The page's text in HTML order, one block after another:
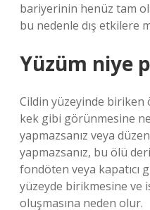
bariyerinin henüz tam
bu nedenle dış etkilere
Yüzüm niye
Cildin yüzeyinde biriken
kek gibi görünmesine
yapmazsanız veya
yapmazsanız, bu ölü
fondöten veya kapatıcı
yüzeyde birikmesine ve
oluşmasına neden olur.